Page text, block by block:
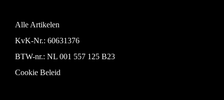
Alle Artikelen
KvK-Nr.: 60631376
BTW-nr.: NL 001 557 125 B23
Cookie Beleid